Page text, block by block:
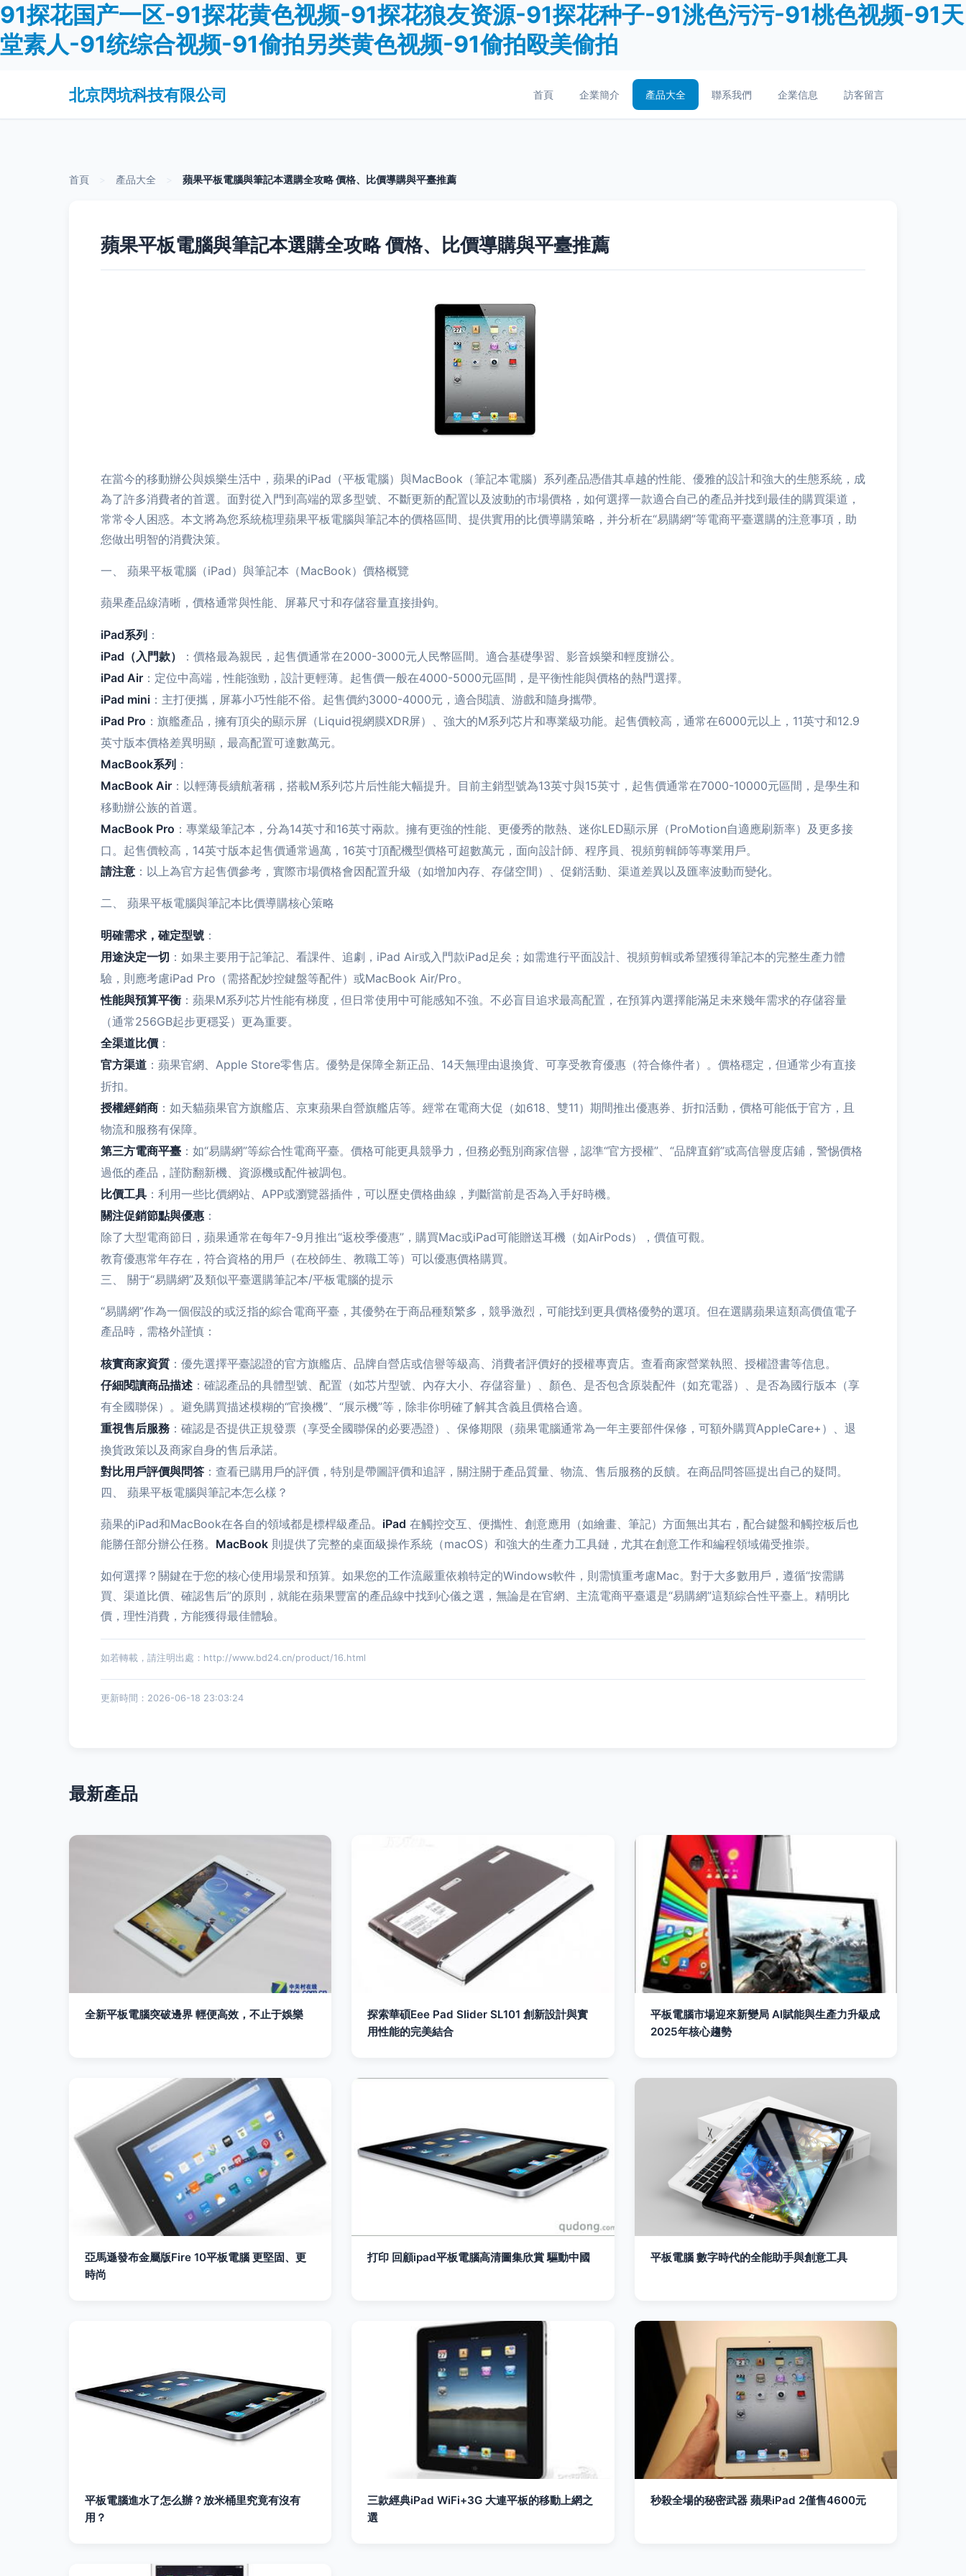
91探花国产一区-91探花黄色视频-91探花狼友资源-91探花种子-91洮色污污-91桃色视频-91天
堂素人-91统综合视频-91偷拍另类黄色视频-91偷拍殴美偷拍
北京閃坑科技有限公司 首頁 企業簡介 產品大全 聯系我們 企業信息 訪客留言
首頁 產品大全 蘋果平板電腦與筆記本選購全攻略 價格、比價導購與平臺推薦
蘋果平板電腦與筆記本選購全攻略 價格、比價導購與平臺推薦
在當今的移動辦公與娛樂生活中，蘋果的iPad（平板電腦）與MacBook（筆記本電腦）系列產品憑借其卓越的性能、優雅的設計和強大的生態系統，成
為了許多消費者的首選。面對從入門到高端的眾多型號、不斷更新的配置以及波動的市場價格，如何選擇一款適合自己的產品并找到最佳的購買渠道，
常常令人困惑。本文將為您系統梳理蘋果平板電腦與筆記本的價格區間、提供實用的比價導購策略，并分析在“易購網”等電商平臺選購的注意事項，助
您做出明智的消費決策。
一、 蘋果平板電腦（iPad）與筆記本（MacBook）價格概覽
蘋果產品線清晰，價格通常與性能、屏幕尺寸和存儲容量直接掛鉤。
iPad系列 ：
iPad（入門款）
：價格最為親民，起售價通常在2000-3000元人民幣區間。適合基礎學習、影音娛樂和輕度辦公。
iPad Air ：定位中高端，性能強勁，設計更輕薄。起售價一般在4000-5000元區間，是平衡性能與價格的熱門選擇。
iPad mini ：主打便攜，屏幕小巧性能不俗。起售價約3000-4000元，適合閱讀、游戲和隨身攜帶。
iPad Pro ：旗艦產品，擁有頂尖的顯示屏（Liquid視網膜XDR屏）、強大的M系列芯片和專業級功能。起售價較高，通常在6000元以上，11英寸和12.9
英寸版本價格差異明顯，最高配置可達數萬元。
MacBook系列 ：
MacBook Air ：以輕薄長續航著稱，搭載M系列芯片后性能大幅提升。目前主銷型號為13英寸與15英寸，起售價通常在7000-10000元區間，是學生和
移動辦公族的首選。
MacBook Pro ：專業級筆記本，分為14英寸和16英寸兩款。擁有更強的性能、更優秀的散熱、迷你LED顯示屏（ProMotion自適應刷新率）及更多接
口。起售價較高，14英寸版本起售價通常過萬，16英寸頂配機型價格可超數萬元，面向設計師、程序員、視頻剪輯師等專業用戶。
請注意 ：以上為官方起售價參考，實際市場價格會因配置升級（如增加內存、存儲空間）、促銷活動、渠道差異以及匯率波動而變化。
二、 蘋果平板電腦與筆記本比價導購核心策略
明確需求，確定型號 ：
用途決定一切 ：如果主要用于記筆記、看課件、追劇，iPad Air或入門款iPad足矣；如需進行平面設計、視頻剪輯或希望獲得筆記本的完整生產力體
驗，則應考慮iPad Pro（需搭配妙控鍵盤等配件）或MacBook Air/Pro。
性能與預算平衡 ：蘋果M系列芯片性能有梯度，但日常使用中可能感知不強。不必盲目追求最高配置，在預算內選擇能滿足未來幾年需求的存儲容量
（通常256GB起步更穩妥）更為重要。
全渠道比價 ：
官方渠道 ：蘋果官網、Apple Store零售店。優勢是保障全新正品、14天無理由退換貨、可享受教育優惠（符合條件者）。價格穩定，但通常少有直接
折扣。
授權經銷商 ：如天貓蘋果官方旗艦店、京東蘋果自營旗艦店等。經常在電商大促（如618、雙11）期間推出優惠券、折扣活動，價格可能低于官方，且
物流和服務有保障。
第三方電商平臺 ：如“易購網”等綜合性電商平臺。價格可能更具競爭力，但務必甄別商家信譽，認準“官方授權”、“品牌直銷”或高信譽度店鋪，警惕價格
過低的產品，謹防翻新機、資源機或配件被調包。
比價工具 ：利用一些比價網站、APP或瀏覽器插件，可以歷史價格曲線，判斷當前是否為入手好時機。
關注促銷節點與優惠 ：
除了大型電商節日，蘋果通常在每年7-9月推出“返校季優惠”，購買Mac或iPad可能贈送耳機（如AirPods），價值可觀。
教育優惠常年存在，符合資格的用戶（在校師生、教職工等）可以優惠價格購買。
三、 關于“易購網”及類似平臺選購筆記本/平板電腦的提示
“易購網”作為一個假設的或泛指的綜合電商平臺，其優勢在于商品種類繁多，競爭激烈，可能找到更具價格優勢的選項。但在選購蘋果這類高價值電子
產品時，需格外謹慎：
核實商家資質 ：優先選擇平臺認證的官方旗艦店、品牌自營店或信譽等級高、消費者評價好的授權專賣店。查看商家營業執照、授權證書等信息。
仔細閱讀商品描述 ：確認產品的具體型號、配置（如芯片型號、內存大小、存儲容量）、顏色、是否包含原裝配件（如充電器）、是否為國行版本（享
有全國聯保）。避免購買描述模糊的“官換機”、“展示機”等，除非你明確了解其含義且價格合適。
重視售后服務 ：確認是否提供正規發票（享受全國聯保的必要憑證）、保修期限（蘋果電腦通常為一年主要部件保修，可額外購買AppleCare+）、退
換貨政策以及商家自身的售后承諾。
對比用戶評價與問答 ：查看已購用戶的評價，特別是帶圖評價和追評，關注關于產品質量、物流、售后服務的反饋。在商品問答區提出自己的疑問。
四、 蘋果平板電腦與筆記本怎么樣？
蘋果的iPad和MacBook在各自的領域都是標桿級產品。 iPad 在觸控交互、便攜性、創意應用（如繪畫、筆記）方面無出其右，配合鍵盤和觸控板后也
能勝任部分辦公任務。 MacBook 則提供了完整的桌面級操作系統（macOS）和強大的生產力工具鏈，尤其在創意工作和編程領域備受推崇。
如何選擇？關鍵在于您的核心使用場景和預算。如果您的工作流嚴重依賴特定的Windows軟件，則需慎重考慮Mac。對于大多數用戶，遵循“按需購
買、渠道比價、確認售后”的原則，就能在蘋果豐富的產品線中找到心儀之選，無論是在官網、主流電商平臺還是“易購網”這類綜合性平臺上。精明比
價，理性消費，方能獲得最佳體驗。
如若轉載，請注明出處：http://www.bd24.cn/product/16.html
更新時間：2026-06-18 23:03:24
最新產品
全新平板電腦突破邊界 輕便高效，不止于娛樂
探索華碩Eee Pad Slider SL101 創新設計與實
用性能的完美結合
平板電腦市場迎來新變局 AI賦能與生產力升級成
2025年核心趨勢
亞馬遜發布金屬版Fire 10平板電腦 更堅固、更
時尚
打印 回顧ipad平板電腦高清圖集欣賞 驅動中國 平板電腦 數字時代的全能助手與創意工具
平板電腦進水了怎么辦？放米桶里究竟有沒有
用？
三款經典iPad WiFi+3G 大連平板的移動上網之
選
秒殺全場的秘密武器 蘋果iPad 2僅售4600元